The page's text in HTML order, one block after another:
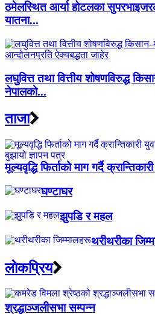
ठमेलस्थित आर्या होटलका
यातना...
लघुवित्त तथा वित्तीय शोषणविरुद्ध
नेपालको...
ताजा
मूल्यवृद्धि फिर्ताको माग गर्दै
घण्टाघर
झुपडि र महल
थरीथरीका
लाेकप्रिय
श्रद्धाञ्जलीसभा सम्पन्न